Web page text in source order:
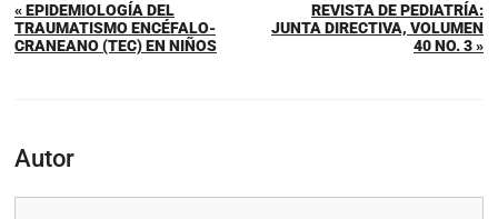
« EPIDEMIOLOGÍA DEL
TRAUMATISMO ENCÉFALO-
CRANEANO (TEC) EN NIÑOS
REVISTA DE PEDIATRÍA:
JUNTA DIRECTIVA, VOLUMEN
40 NO. 3 »
Autor